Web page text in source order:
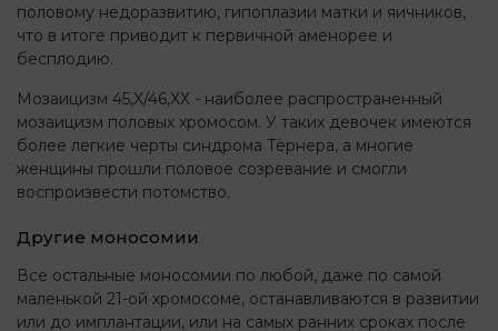
половому недоразвитию, гипоплазии матки и яичников,
что в итоге приводит к первичной аменорее и
бесплодию.
Мозаицизм 45,X/46,XХ - наиболее распространенный
мозаицизм половых хромосом. У таких девочек имеются
более легкие черты синдрома Тёрнера, а многие
женщины прошли половое созревание и смогли
воспроизвести потомство.
Другие моносомии
Все остальные моносомии по любой, даже по самой
маленькой 21-ой хромосоме, останавливаются в развитии
или до имплантации, или на самых ранних сроках после